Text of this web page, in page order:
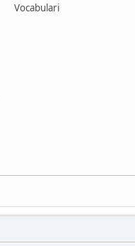
Vocabulari